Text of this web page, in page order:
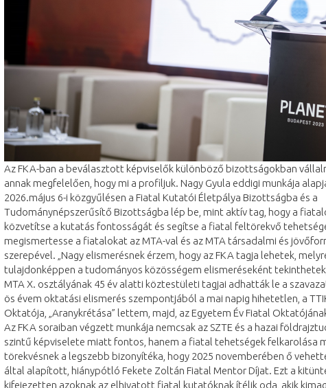
Az FKA-ban a beválasztott képviselők különböző bizottságokban
annak megfelelően, hogy mi a profiljuk. Nagy Gyula eddigi munkája
2026.május 6-i közgyűlésen a Fiatal Kutatói Életpálya Bizottságba és a
Tudománynépszerűsítő Bizottságba lép be, mint aktív tag, hogy a
közvetítse a kutatás fontosságát és segítse a fiatal feltörekvő
megismertesse a fiatalokat az MTA-val és az MTA társadalmi és
szerepével. „Nagy elismerésnek érzem, hogy az FKA tagja lehetek,
tulajdonképpen a tudományos közösségem elismeréseként
MTA X. osztályának 45 év alatti köztestületi tagjai adhatták le a
ös évem oktatási elismerés szempontjából a mai napig hihetetlen, a
Oktatója, „Aranykrétása” lettem, majd, az Egyetem Év Fiatal
Az FKA soraiban végzett munkája nemcsak az SZTE és a hazai
szintű képviselete miatt fontos, hanem a fiatal tehetségek felkarolása
törekvésnek a legszebb bizonyítéka, hogy 2025 novemberében ő
által alapított, hiánypótló Fekete Zoltán Fiatal Mentor Díjat. Ezt a
kifejezetten azoknak az elhivatott fiatal kutatóknak ítélik oda, akik